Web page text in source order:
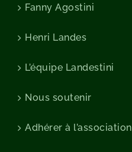
Fanny Agostini
Henri Landes
L’équipe Landestini
Nous soutenir
Adhérer à l’association